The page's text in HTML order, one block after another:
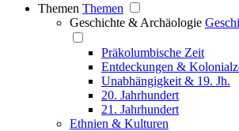
Themen Themen
Geschichte & Archäologie
Präkolumbische Zeit
Entdeckungen &
Unabhängigkeit & 19. Jh.
20. Jahrhundert
21. Jahrhundert
Ethnien & Kulturen